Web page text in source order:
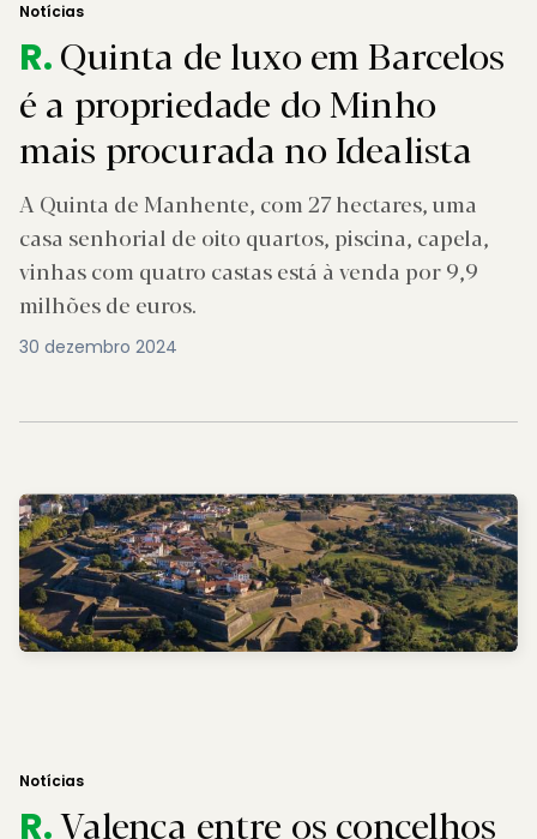
Notícias
R.Quinta de luxo em Barcelos
é a propriedade do Minho
mais procurada no Idealista
A Quinta de Manhente, com 27 hectares, uma
casa senhorial de oito quartos, piscina, capela,
vinhas com quatro castas está à venda por 9,9
milhões de euros.
30 dezembro 2024
Notícias
R.Valença entre os concelhos